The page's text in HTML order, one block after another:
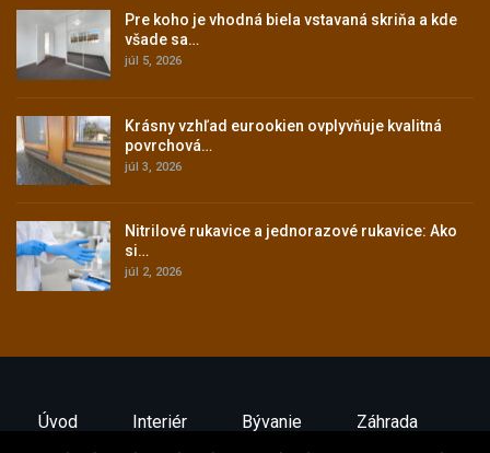
Pre koho je vhodná biela vstavaná skriňa a kde
všade sa…
júl 5, 2026
Krásny vzhľad eurookien ovplyvňuje kvalitná
povrchová…
júl 3, 2026
Nitrilové rukavice a jednorazové rukavice: Ako
si…
júl 2, 2026
Úvod Interiér Bývanie
Záhrada